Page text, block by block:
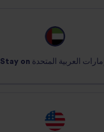
أستخدمها؟
Stay on العربية المتحدة